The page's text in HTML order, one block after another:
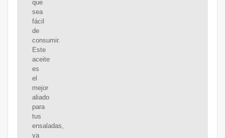
que
sea
fácil
de
consumir.
Este
aceite
es
el
mejor
aliado
para
tus
ensaladas,
ya